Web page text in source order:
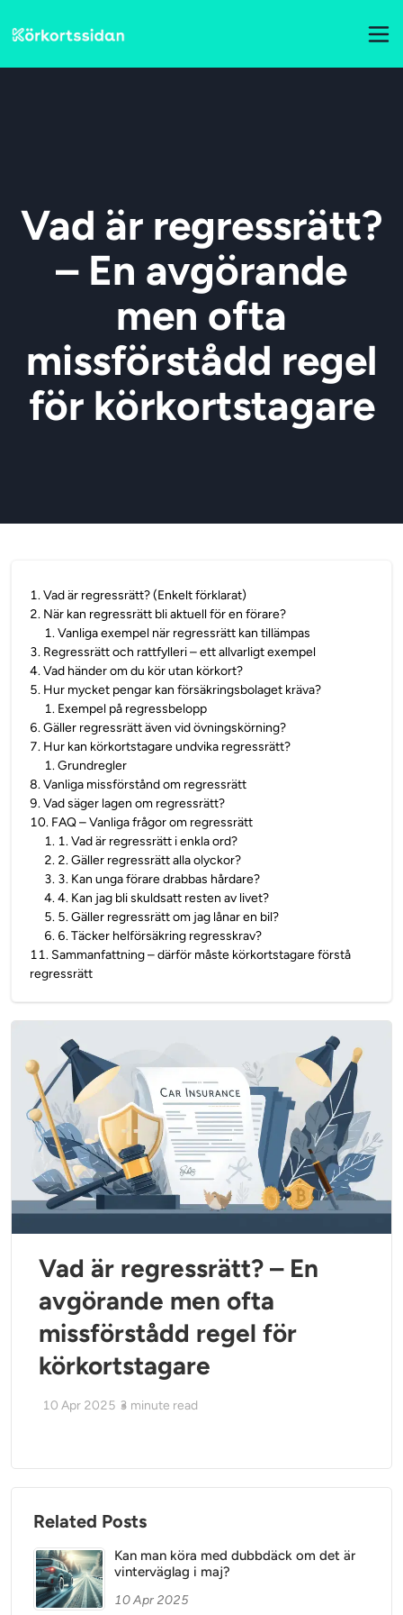
Vad är regressrätt?
– En avgörande
men ofta
missförstådd regel
för körkortstagare
1.Vad är regressrätt? (Enkelt förklarat)
2. När kan regressrätt bli aktuell för en förare?
1.Vanliga exempel när regressrätt kan tillämpas
3. Regressrätt och rattfylleri – ett allvarligt exempel
4.Vad händer om du kör utan körkort?
5. Hur mycket pengar kan försäkringsbolaget kräva?
1. Exempel på regressbelopp
6.Gäller regressrätt även vid övningskörning?
7. Hur kan körkortstagare undvika regressrätt?
1.Grundregler
8.Vanliga missförstånd om regressrätt
9.Vad säger lagen om regressrätt?
10. FAQ – Vanliga frågor om regressrätt
1. 1. Vad är regressrätt i enkla ord?
2. 2. Gäller regressrätt alla olyckor?
3. 3. Kan unga förare drabbas hårdare?
4.4. Kan jag bli skuldsatt resten av livet?
5. 5. Gäller regressrätt om jag lånar en bil?
6. 6. Täcker helförsäkring regresskrav?
11. Sammanfattning – därför måste körkortstagare förstå
regressrätt
Vad är regressrätt? – En
avgörande men ofta
missförstådd regel för
körkortstagare
10 Apr 2025 3 minute read
Related Posts
Kan man köra med dubbdäck om det är
vinterväglag i maj?
10 Apr 2025